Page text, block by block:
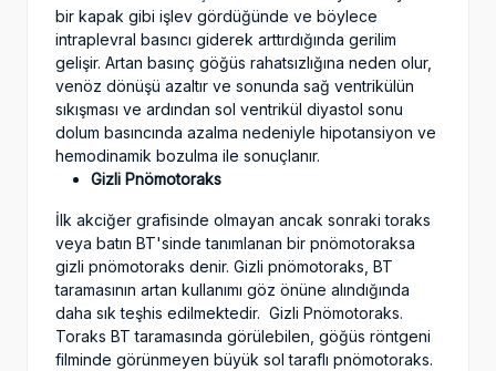
bir kapak gibi işlev gördüğünde ve böylece
intraplevral basıncı giderek arttırdığında gerilim
gelişir. Artan basınç göğüs rahatsızlığına neden olur,
venöz dönüşü azaltır ve sonunda sağ ventrikülün
sıkışması ve ardından sol ventrikül diyastol sonu
dolum basıncında azalma nedeniyle hipotansiyon ve
hemodinamik bozulma ile sonuçlanır.
Gizli Pnömotoraks
İlk akciğer grafisinde olmayan ancak sonraki toraks
veya batın BT'sinde tanımlanan bir pnömotoraksa
gizli pnömotoraks denir. Gizli pnömotoraks, BT
taramasının artan kullanımı göz önüne alındığında
daha sık teşhis edilmektedir. Gizli Pnömotoraks.
Toraks BT taramasında görülebilen, göğüs röntgeni
filminde görünmeyen büyük sol taraflı pnömotoraks.